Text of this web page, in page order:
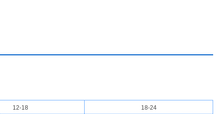
12-18 18-24